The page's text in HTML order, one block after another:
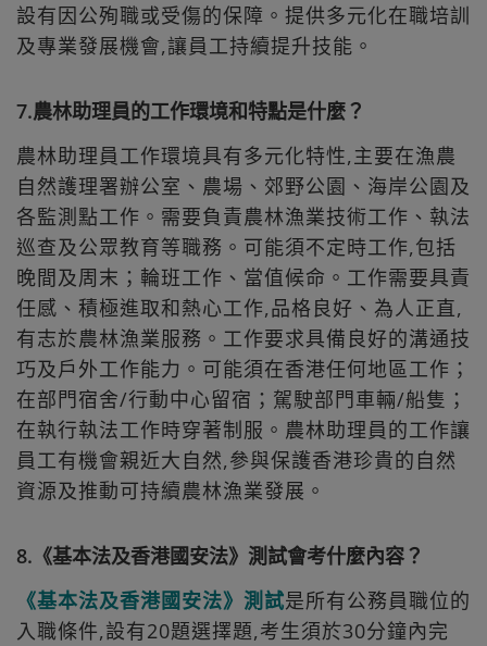
設有因公殉職或受傷的保障。提供多元化在職培訓
及專業發展機會,讓員工持續提升技能。
7.農林助理員的工作環境和特點是什麼？
農林助理員工作環境具有多元化特性,主要在漁農
自然護理署辦公室、農場、郊野公園、海岸公園及
各監測點工作。需要負責農林漁業技術工作、執法
巡查及公眾教育等職務。可能須不定時工作,包括
晚間及周末；輪班工作、當值候命。工作需要具責
任感、積極進取和熱心工作,品格良好、為人正直,
有志於農林漁業服務。工作要求具備良好的溝通技
巧及戶外工作能力。可能須在香港任何地區工作；
在部門宿舍/行動中心留宿；駕駛部門車輛/船隻；
在執行執法工作時穿著制服。農林助理員的工作讓
員工有機會親近大自然,參與保護香港珍貴的自然
資源及推動可持續農林漁業發展。
8.《基本法及香港國安法》測試會考什麼內容？
《基本法及香港國安法》測試是所有公務員職位的
入職條件,設有20題選擇題,考生須於30分鐘內完